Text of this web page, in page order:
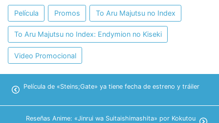
Película Promos To Aru Majutsu no Index
To Aru Majutsu no Index: Endymion no Kiseki
Video Promocional
Película de «Steins;Gate» ya tiene fecha de estreno y tráiler
Reseñas Anime: «Jinrui wa Suitaishimashita» por Kokutou